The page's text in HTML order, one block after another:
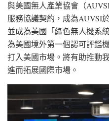
與美國無人產業協會（
服務協議契約，成為AUVSI
並成為美國「綠色無人機系
為美國境外第一個認可評鑑
打入美國市場。將有助推動
進而拓展國際市場。